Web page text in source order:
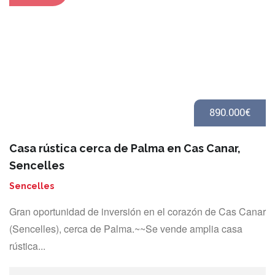
890.000€
Casa rústica cerca de Palma en Cas Canar,
Sencelles
Sencelles
Gran oportunidad de inversión en el corazón de Cas Canar
(Sencelles), cerca de Palma.~~Se vende amplia casa
rústica...